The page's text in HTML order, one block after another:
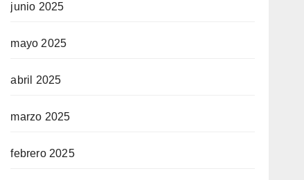
junio 2025
mayo 2025
abril 2025
marzo 2025
febrero 2025